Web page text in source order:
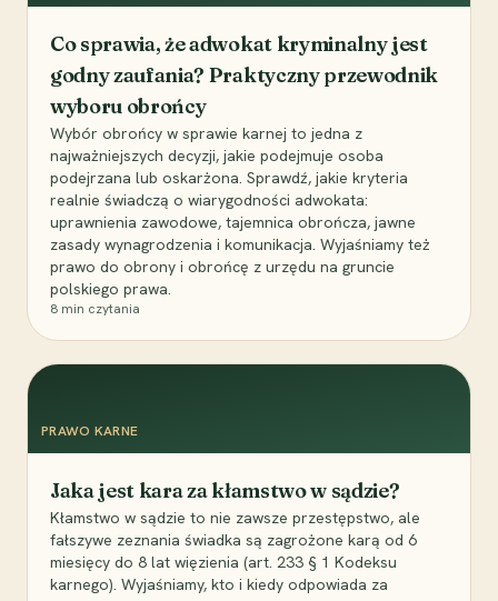
Co sprawia, że adwokat kryminalny jest
godny zaufania? Praktyczny przewodnik
wyboru obrońcy
Wybór obrońcy w sprawie karnej to jedna z
najważniejszych decyzji, jakie podejmuje osoba
podejrzana lub oskarżona. Sprawdź, jakie kryteria
realnie świadczą o wiarygodności adwokata:
uprawnienia zawodowe, tajemnica obrończa, jawne
zasady wynagrodzenia i komunikacja. Wyjaśniamy też
prawo do obrony i obrońcę z urzędu na gruncie
polskiego prawa.
8 min czytania
PRAWO KARNE
Jaka jest kara za kłamstwo w sądzie?
Kłamstwo w sądzie to nie zawsze przestępstwo, ale
fałszywe zeznania świadka są zagrożone karą od 6
miesięcy do 8 lat więzienia (art. 233 § 1 Kodeksu
karnego). Wyjaśniamy, kto i kiedy odpowiada za